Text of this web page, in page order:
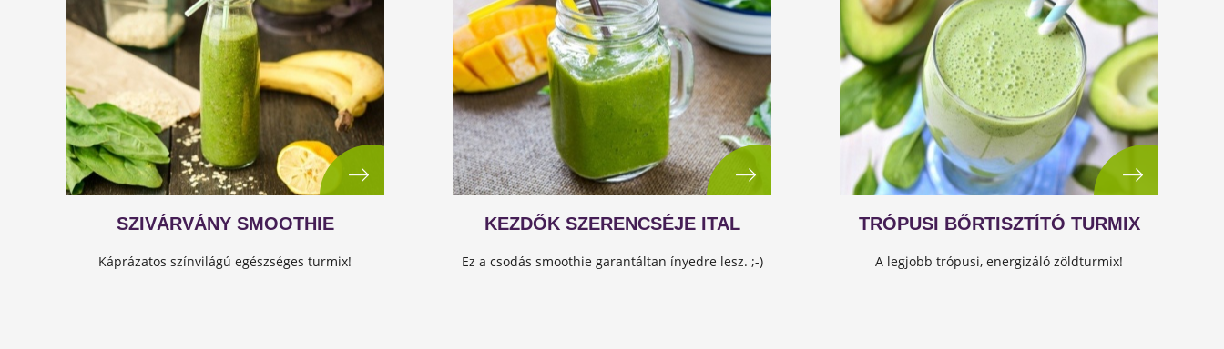
SZIVÁRVÁNY SMOOTHIE
Káprázatos színvilágú egészséges turmix!
KEZDŐK SZERENCSÉJE ITAL
Ez a csodás smoothie garantáltan ínyedre lesz. ;-)
TRÓPUSI BŐRTISZTÍTÓ TURMIX
A legjobb trópusi, energizáló zöldturmix!